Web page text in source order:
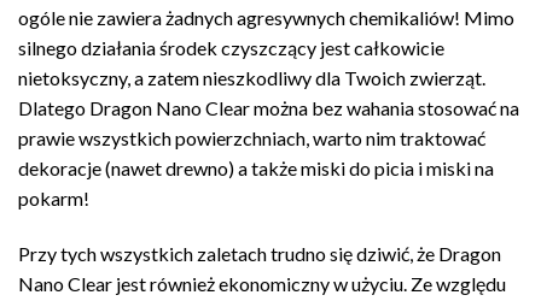
ogóle nie zawiera żadnych agresywnych chemikaliów! Mimo
silnego działania środek czyszczący jest całkowicie
nietoksyczny, a zatem nieszkodliwy dla Twoich zwierząt.
Dlatego Dragon Nano Clear można bez wahania stosować na
prawie wszystkich powierzchniach, warto nim traktować
dekoracje (nawet drewno) a także miski do picia i miski na
pokarm!
Przy tych wszystkich zaletach trudno się dziwić, że Dragon
Nano Clear jest również ekonomiczny w użyciu. Ze względu